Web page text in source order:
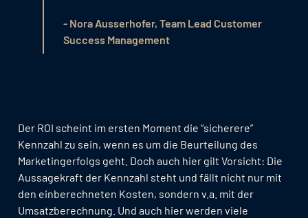
- Nora Ausserhofer, Team Lead Customer
Success Management
Der ROI scheint im ersten Moment die “sicherere”
Kennzahl zu sein, wenn es um die Beurteilung des
Marketingerfolgs geht. Doch auch hier gilt Vorsicht: Die
Aussagekraft der Kennzahl steht und fällt nicht nur mit
den einberechneten Kosten, sondern v.a. mit der
Umsatzberechnung. Und auch hier werden viele